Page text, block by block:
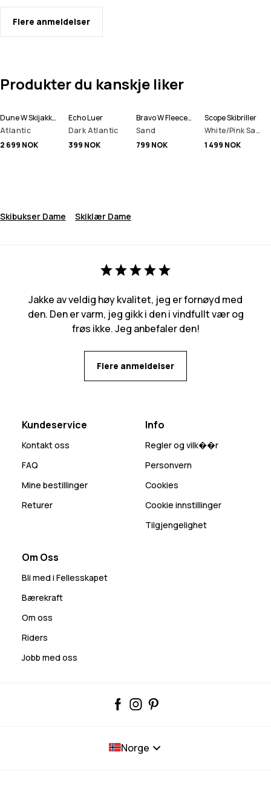
Flere anmeldelser
Produkter du kanskje liker
Dune W Skijakke Dame
Atlantic
2 699 NOK
Echo Luer
Dark Atlantic
399 NOK
Bravo W Fleecegenser Dame
Sand
799 NOK
Scope Skibriller
White/Pink Sapphire Mirror
1 499 NOK
Skibukser Dame Skiklær Dame
Jakke av veldig høy kvalitet, jeg er fornøyd med
den. Den er varm, jeg gikk i den i vindfullt vær og
frøs ikke. Jeg anbefaler den!
Flere anmeldelser
Kundeservice
Kontakt oss
FAQ
Mine bestillinger
Returer
Info
Regler og vilk��r
Personvern
Cookies
Cookie innstillinger
Tilgjengelighet
Om Oss
Bli med i Fellesskapet
Bærekraft
Om oss
Riders
Jobb med oss
Norge